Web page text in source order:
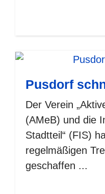
Pusdorf
Der Verein
(AMeB) und die
Stadtteil“ (FIS)
regelmäßigen
geschaffen ...